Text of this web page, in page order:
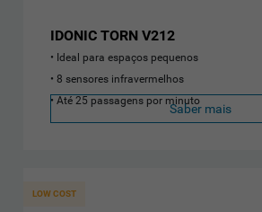
IDONIC TORN V212
Ideal para espaços pequenos
8 sensores infravermelhos
Até 25 passagens por minuto
Saber mais
LOW COST